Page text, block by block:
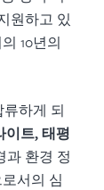
원하고 있
10년의
하게 되
이트, 태평
과 환경 정
서의 심